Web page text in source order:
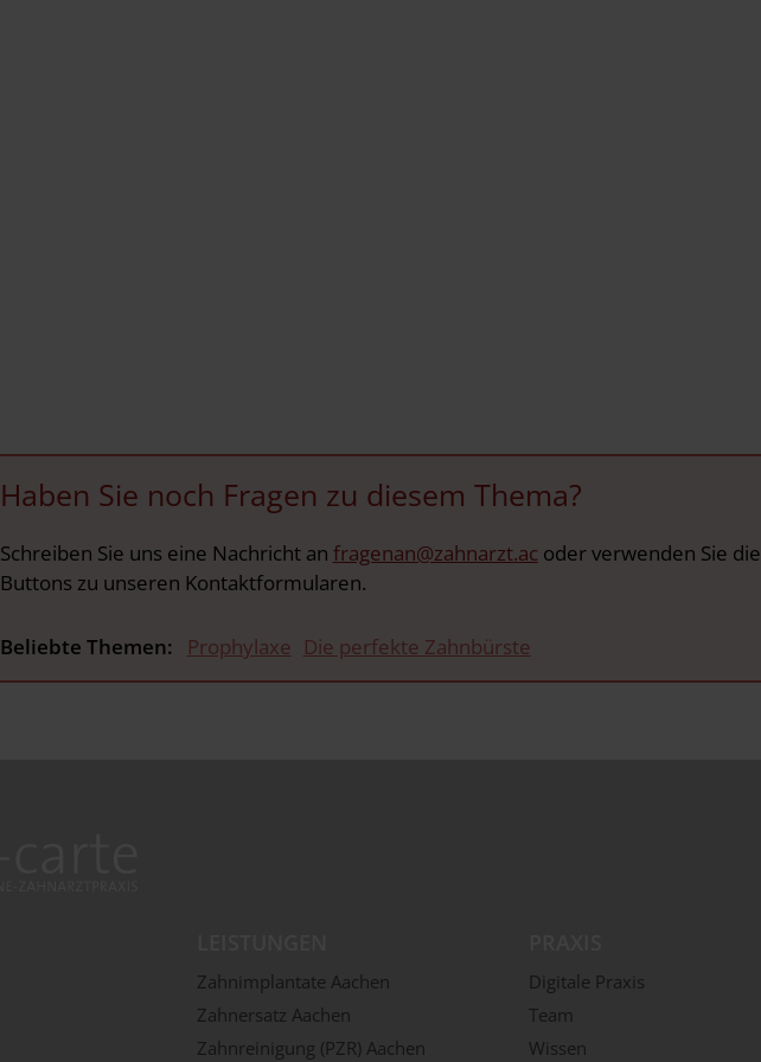
Haben Sie noch Fragen zu diesem Thema?
Schreiben Sie uns eine Nachricht an fragenan@zahnarzt.ac oder verwenden Sie die
Buttons zu unseren Kontaktformularen.
Beliebte Themen: Prophylaxe Die perfekte Zahnbürste
Zahnimplantate Aachen
Zahnersatz Aachen
Zahnreinigung (PZR) Aachen
Digitale Praxis
Team
Wissen